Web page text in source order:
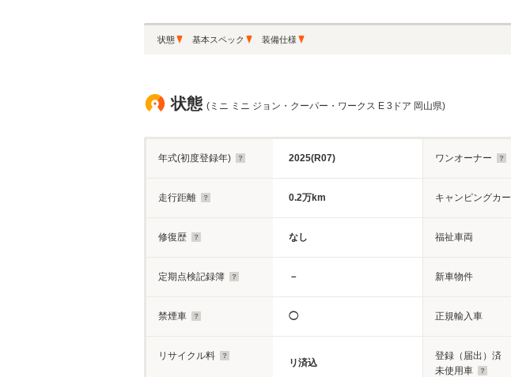
状態 基本スペック 装備仕様
状態 (ミニ ミニ ジョン・クーパー・ワークス E 3ドア 岡山県)
年式(初度登録年) 2025(R07) ワンオーナー
走行距離 0.2万km キャンピングカー
修復歴 なし 福祉車両
定期点検記録簿 － 新車物件
禁煙車 ◯ 正規輸入車
リサイクル料
リ済込
登録（届出）済
未使用車